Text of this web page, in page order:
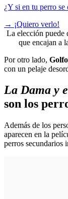
¿Y si en tu perro
→ ¡Quiero verlo!
La elección puede
que encajan a
Por otro lado,
con un pelaje
La Dama y
son los
Además de los
aparecen en la
perros secundarios